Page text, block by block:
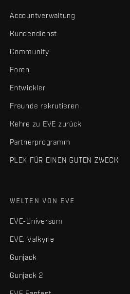
Accountverwaltung
Kundendienst
Community
Foren
Entwickler
Freunde rekrutieren
Kehre zu EVE zurück
Partnerprogramm
PLEX FÜR EINEN GUTEN ZWECK
WELTEN VON EVE
EVE-Universum
EVE: Valkyrie
Gunjack
Gunjack 2